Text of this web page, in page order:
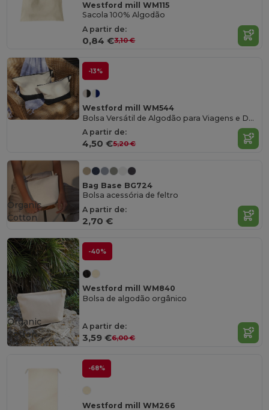
Westford mill WM115
Sacola 100% Algodão
A partir de:
0,84 €3,10 €
-13%
Westford mill WM544
Bolsa Versátil de Algodão para Viagens e Decoração
A partir de:
4,50 €5,20 €
Bag Base BG724
Bolsa acessória de feltro
A partir de:
2,70 €
Organic
Cotton
-40%
Westford mill WM840
Bolsa de algodão orgânico
A partir de:
3,59 €6,00 €
Organic
Cotton
-68%
Westford mill WM266